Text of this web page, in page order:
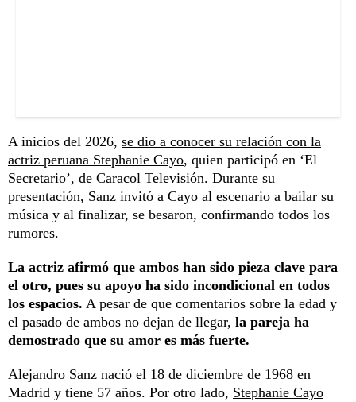
A inicios del 2026, se dio a conocer su relación con la
actriz peruana Stephanie Cayo, quien participó en ‘El
Secretario’, de Caracol Televisión. Durante su
presentación, Sanz invitó a Cayo al escenario a bailar su
música y al finalizar, se besaron, confirmando todos los
rumores.
La actriz afirmó que ambos han sido pieza clave para
el otro, pues su apoyo ha sido incondicional en todos
los espacios. A pesar de que comentarios sobre la edad y
el pasado de ambos no dejan de llegar, la pareja ha
demostrado que su amor es más fuerte.
Alejandro Sanz nació el 18 de diciembre de 1968 en
Madrid y tiene 57 años. Por otro lado, Stephanie Cayo